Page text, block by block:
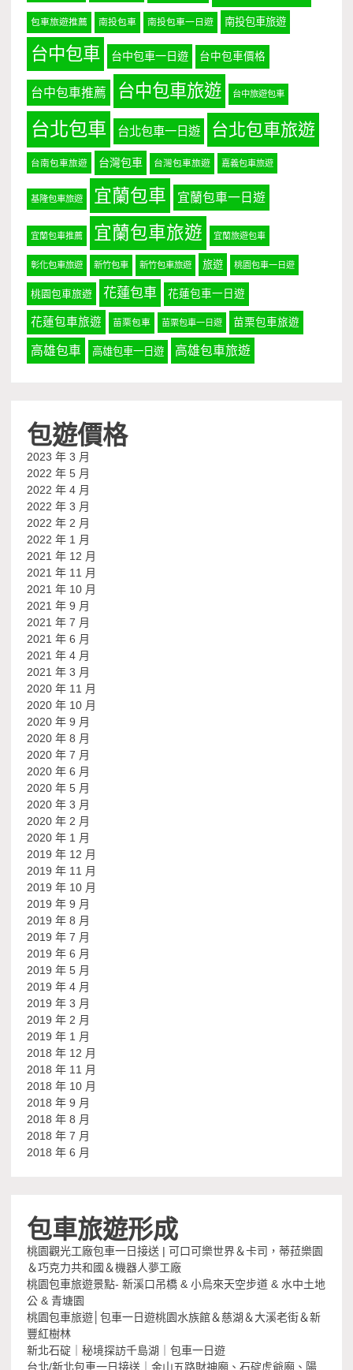
包車旅遊推薦 南投包車 南投包車一日遊 南投包車旅遊
台中包車 台中包車一日遊 台中包車價格
台中包車推薦 台中包車旅遊 台中旅遊包車
台北包車 台北包車一日遊 台北包車旅遊
台南包車旅遊 台灣包車 台灣包車旅遊 嘉義包車旅遊
基隆包車旅遊 宜蘭包車 宜蘭包車一日遊
宜蘭包車推薦 宜蘭包車旅遊 宜蘭旅遊包車
彰化包車旅遊 新竹包車 新竹包車旅遊 旅遊 桃園包車一日遊
桃園包車旅遊 花蓮包車 花蓮包車一日遊
花蓮包車旅遊 苗栗包車 苗栗包車一日遊 苗栗包車旅遊
高雄包車 高雄包車一日遊 高雄包車旅遊
包遊價格
2023 年 3 月
2022 年 5 月
2022 年 4 月
2022 年 3 月
2022 年 2 月
2022 年 1 月
2021 年 12 月
2021 年 11 月
2021 年 10 月
2021 年 9 月
2021 年 7 月
2021 年 6 月
2021 年 4 月
2021 年 3 月
2020 年 11 月
2020 年 10 月
2020 年 9 月
2020 年 8 月
2020 年 7 月
2020 年 6 月
2020 年 5 月
2020 年 3 月
2020 年 2 月
2020 年 1 月
2019 年 12 月
2019 年 11 月
2019 年 10 月
2019 年 9 月
2019 年 8 月
2019 年 7 月
2019 年 6 月
2019 年 5 月
2019 年 4 月
2019 年 3 月
2019 年 2 月
2019 年 1 月
2018 年 12 月
2018 年 11 月
2018 年 10 月
2018 年 9 月
2018 年 8 月
2018 年 7 月
2018 年 6 月
包車旅遊形成
桃園觀光工廠包車一日接送 | 可口可樂世界＆卡司，蒂菈樂園
＆巧克力共和國＆機器人夢工廠
桃園包車旅遊景點- 新溪口吊橋 & 小烏來天空步道 & 水中土地
公 & 青塘園
桃園包車旅遊│包車一日遊桃園水族館＆慈湖＆大溪老街＆新
豐紅樹林
新北石碇｜秘境探訪千島湖｜包車一日遊
台北/新北包車一日接送｜金山五路財神廟、石碇虎爺廟、陽